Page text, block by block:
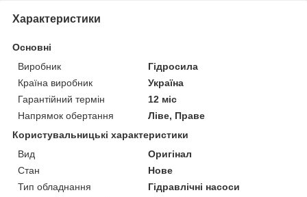
Характеристики
Основні
Виробник
Гідросила
Країна виробник
Україна
Гарантійний термін
12 міс
Напрямок обертання
Ліве, Праве
Користувальницькі характеристики
Вид
Оригінал
Стан
Нове
Тип обладнання
Гідравлічні насоси